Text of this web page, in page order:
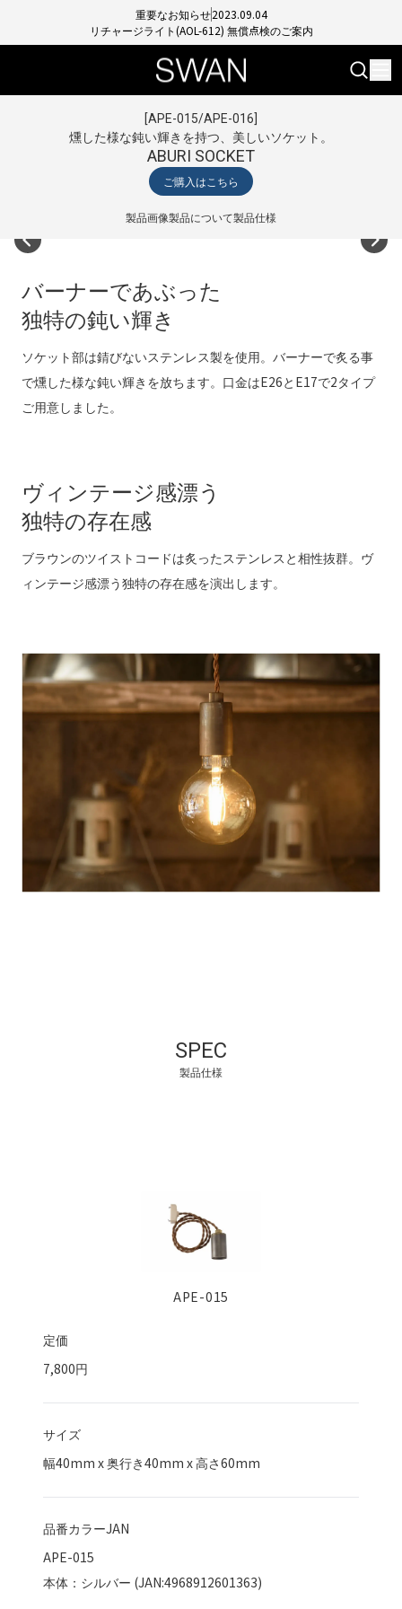
重要なお知らせ2023.09.04
リチャージライト(AOL-612) 無償点検のご案内
[APE-015/APE-016
燻した様な鈍い輝きを持つ、美しいソケット。
ABURI SOCKET
ご購入はこちら
製品画像製品について製品仕様
バーナーであぶった
独特の鈍い輝き
ソケット部は錆びないステンレス製を使用。バーナーで炙る事
で燻した様な鈍い輝きを放ちます。口金はE26とE17で2タイプ
ご用意しました。
ヴィンテージ感漂う
独特の存在感
ブラウンのツイストコードは炙ったステンレスと相性抜群。ヴ
ィンテージ感漂う独特の存在感を演出します。
SPEC
製品仕様
APE-015
定価
7,800円
サイズ
幅40mm x 奥行き40mm x 高さ60mm
品番カラーJAN
APE-015
本体：シルバー (JAN:4968912601363)